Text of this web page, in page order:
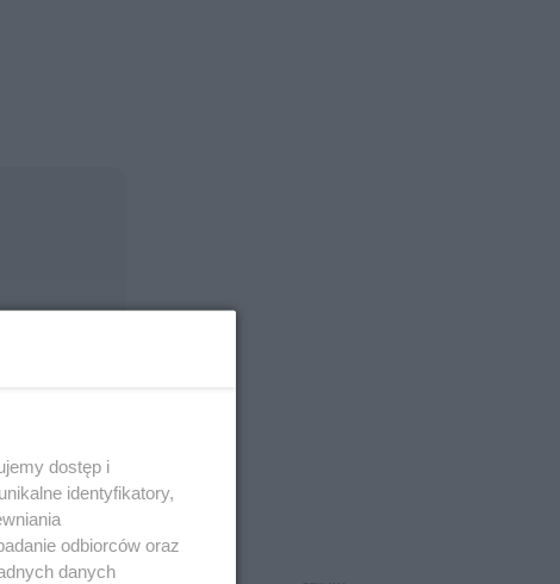
dostęp i
identyfikatory,
odbiorców oraz
danych